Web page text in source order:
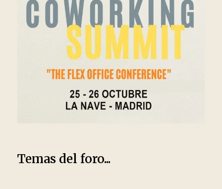
Temas del foro...